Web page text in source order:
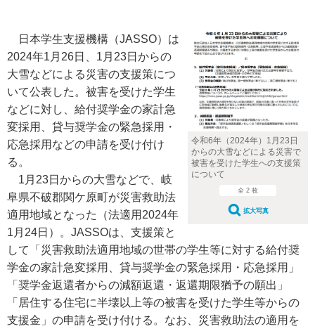
令和6年（2024年）1月23日
からの大雪などによる災害で
被害を受けた学生への支援策
について
全 2 枚
拡大写真
日本学生支援機構（JASSO）は
2024年1月26日、1月23日からの
大雪などによる災害の支援策につ
いて公表した。被害を受けた学生
などに対し、給付奨学金の家計急
変採用、貸与奨学金の緊急採用・
応急採用などの申請を受け付け
る。
1月23日からの大雪などで、岐
阜県不破郡関ケ原町が災害救助法
適用地域となった（法適用2024年
1月24日）。JASSOは、支援策と
して「災害救助法適用地域の世帯の学生等に対する給付奨
学金の家計急変採用、貸与奨学金の緊急採用・応急採用」
「奨学金返還者からの減額返還・返還期限猶予の願出」
「居住する住宅に半壊以上等の被害を受けた学生等からの
支援金」の申請を受け付ける。なお、災害救助法の適用を